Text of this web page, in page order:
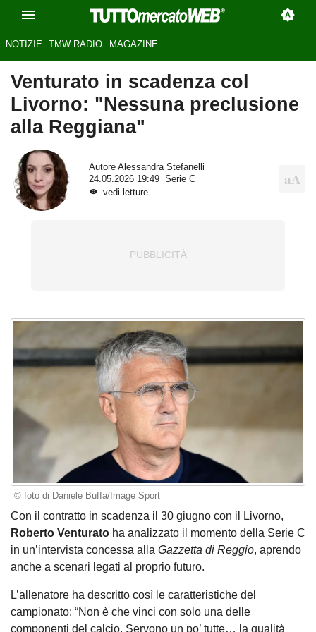
NOTIZIE TMW RADIO MAGAZINE
Venturato in scadenza col
Livorno: "Nessuna preclusione
alla Reggiana"
Autore Alessandra Stefanelli
24.05.2026 19:49
Serie C
vedi letture
© foto di Daniele Buffa/Image Sport
Con il contratto in scadenza il 30 giugno con il Livorno,
Roberto Venturato ha analizzato il momento della Serie C
in un’intervista concessa alla Gazzetta di Reggio, aprendo
anche a scenari legati al proprio futuro.
L’allenatore ha descritto così le caratteristiche del
campionato: “Non è che vinci con solo una delle
componenti del calcio. Servono un po’ tutte… la qualità